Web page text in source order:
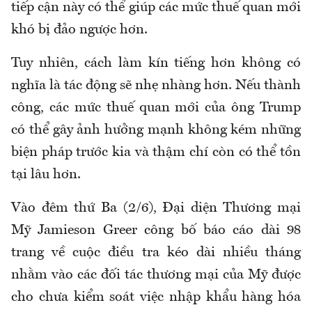
tiếp cận này có thể giúp các mức thuế quan mới
khó bị đảo ngược hơn.
Tuy nhiên, cách làm kín tiếng hơn không có
nghĩa là tác động sẽ nhẹ nhàng hơn. Nếu thành
công, các mức thuế quan mới của ông Trump
có thể gây ảnh hưởng mạnh không kém những
biện pháp trước kia và thậm chí còn có thể tồn
tại lâu hơn.
Vào đêm thứ Ba (2/6), Đại diện Thương mại
Mỹ Jamieson Greer công bố báo cáo dài 98
trang về cuộc điều tra kéo dài nhiều tháng
nhằm vào các đối tác thương mại của Mỹ được
cho chưa kiểm soát việc nhập khẩu hàng hóa